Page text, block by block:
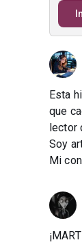
Esta
que
lector
Soy
Mi